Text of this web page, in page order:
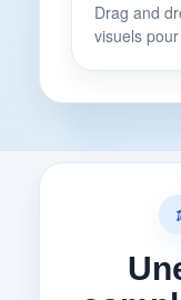
Drag and
visuels